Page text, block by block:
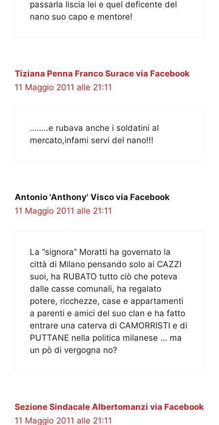
passarla liscia lei e quel deficente del
nano suo capo e mentore!
Tiziana Penna Franco Surace via Facebook
11 Maggio 2011 alle 21:11
……..e rubava anche i soldatini al
mercato,infami servi del nano!!!
Antonio 'Anthony' Visco via Facebook
11 Maggio 2011 alle 21:11
La “signora” Moratti ha governato la
città di Milano pensando solo ai CAZZI
suoi, ha RUBATO tutto ciò che poteva
dalle casse comunali, ha regalato
potere, ricchezze, case e appartamenti
a parenti e amici del suo clan e ha fatto
entrare una caterva di CAMORRISTI e di
PUTTANE nella politica milanese … ma
un pò di vergogna no?
Sezione Sindacale Albertomanzi via Facebook
11 Maggio 2011 alle 21:11